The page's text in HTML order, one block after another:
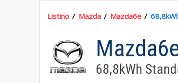
Listino Mazda Mazda6e
68,8kWh